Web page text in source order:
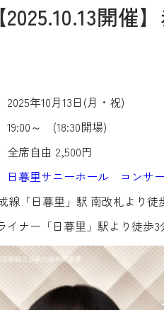
【2025.10.13開
年10月13日(月・祝)
～ (18:30開場)
自由 2,500円
日暮里サニーホール コンサ
線「日暮里」駅 南改札より徒
イナー「日暮里」駅より徒歩3